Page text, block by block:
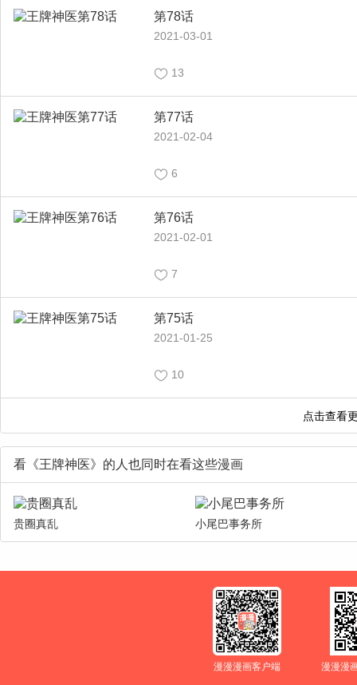
第78话
2021-03-01
13
第77话
2021-02-04
6
第76话
2021-02-01
7
第75话
2021-01-25
10
看《王牌神医》的人也同时在看这些漫画
贵圈真乱 小尾巴事务所
漫漫漫画客户端 漫漫漫